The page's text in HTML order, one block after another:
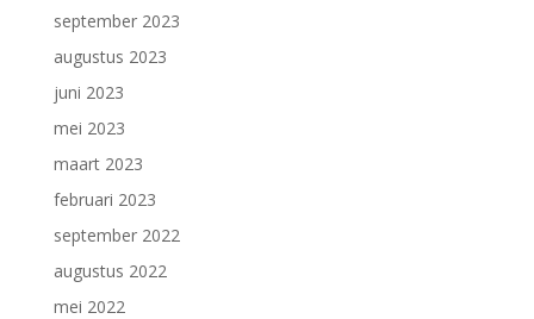
september 2023
augustus 2023
juni 2023
mei 2023
maart 2023
februari 2023
september 2022
augustus 2022
mei 2022